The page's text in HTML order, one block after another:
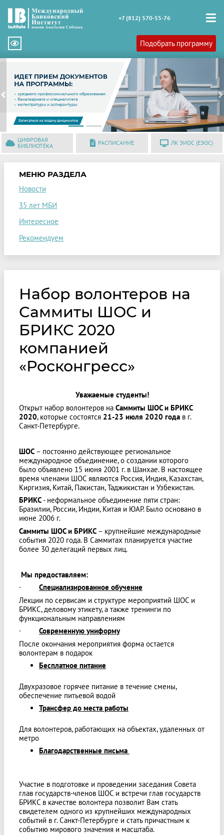
+7 (812) 570-55-76
Подобрать программу
Previous
ЦИФРОВАЯ
БИБЛИОТЕКА
РАСПИСАНИЕ ЛК ЭИОС (ЕЭОС)
МЕНЮ РАЗДЕЛА
Новости
35 лет МБИ
Интересное
Рекомендуем
Набор волонтеров на
Саммиты ШОС и
БРИКС 2020
компанией
«Росконгресс»
Уважаемые студенты!
Открыт набор волонтеров на Саммиты ШОС и БРИКС
2020, которые состоятся 21-23 июля 2020 года в г.
Санкт-Петербурге.
ШОС – постоянно действующее региональное
международное объединение, о создании которого
было объявлено 15 июня 2001 г. в Шанхае. В настоящее
время членами ШОС являются Россия, Индия, Казахстан,
Киргизия, Китай, Пакистан, Таджикистан и Узбекистан.
БРИКС- неформальное объединение пяти стран:
Бразилии, России, Индии, Китая и ЮАР. Было основано в
июне 2006 г.
Саммиты ШОС и БРИКС – крупнейшие международные
события 2020 года. В Саммитах планируется участие
более 30 делегаций первых лиц.
Мы предоставляем:
· Специализированное обучение
Лекции по сервисам и структуре мероприятий ШОС и
БРИКС, деловому этикету, а также тренинги по
функциональным направлениям
· Современную униформу
После окончания мероприятия форма остается
волонтерам в подарок
Бесплатное питание
Двухразовое горячее питание в течение смены,
обеспечение питьевой водой
Трансфер до места работы
Для волонтеров, работающих на объектах, удаленных от
метро
Благодарственные письма
Участие в подготовке и проведении заседания Совета
глав государств-членов ШОС и встречи глав государств
БРИКС в качестве волонтера позволит Вам стать
свидетелем одного из крупнейших международных
событий в г. Санкт-Петербурге и стать причастным к
событию мирового значения и масштаба.